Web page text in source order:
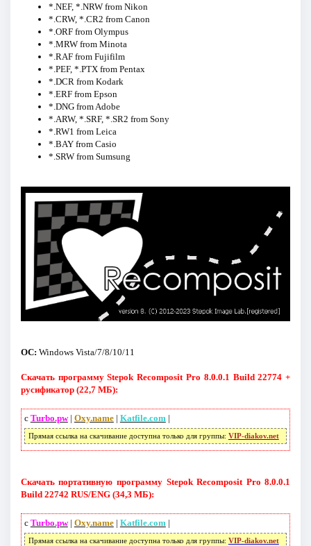
*.NEF, *.NRW from Nikon
*.CRW, *.CR2 from Canon
*.ORF from Olympus
*.MRW from Minota
*.RAF from Fujifilm
*.PEF, *.PTX from Pentax
*.DCR from Kodark
*.ERF from Epson
*.DNG from Adobe
*.ARW, *.SRF, *.SR2 from Sony
*.RW1 from Leica
*.BAY from Casio
*.SRW from Sumsung
ОС: Windows Vista/7/8/10/11
Скачать программу Stepok Recomposit Pro 8.0.0.1 Build 22774 +
русификатор (22,7 МБ):
с Turbo.pw| Oxy.name| Katfile.com|
Прямая ссылка на скачивание доступна только для группы: VIP-diakov.net
Скачать портативную программу Stepok Recomposit Pro 8.0.0.1
Build 22742 RUS/ENG (34,3 МБ):
с Turbo.pw| Oxy.name| Katfile.com|
Прямая ссылка на скачивание доступна только для группы: VIP-diakov.net